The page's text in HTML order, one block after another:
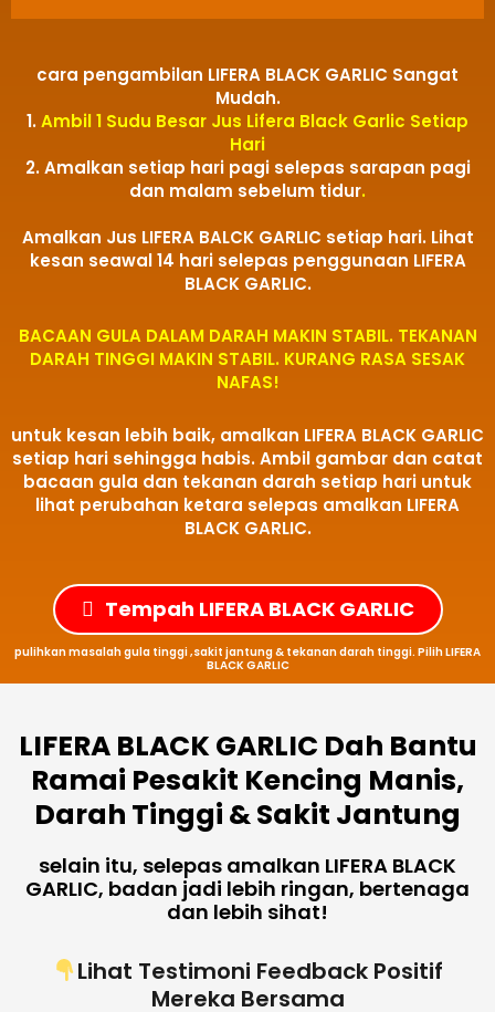
cara pengambilan LIFERA BLACK GARLIC Sangat
Mudah.
1.Ambil 1 Sudu Besar Jus Lifera Black Garlic Setiap
Hari
2. Amalkan setiap hari pagi selepas sarapan pagi
dan malam sebelum tidur.
Amalkan Jus LIFERA BALCK GARLIC setiap hari. Lihat
kesan seawal 14 hari selepas penggunaan LIFERA
BLACK GARLIC.
BACAAN GULA DALAM DARAH MAKIN STABIL. TEKANAN
DARAH TINGGI MAKIN STABIL. KURANG RASA SESAK
NAFAS!
untuk kesan lebih baik, amalkan LIFERA BLACK GARLIC
setiap hari sehingga habis. Ambil gambar dan catat
bacaan gula dan tekanan darah setiap hari untuk
lihat perubahan ketara selepas amalkan LIFERA
BLACK GARLIC.
Tempah LIFERA BLACK GARLIC
pulihkan masalah gula tinggi ,sakit jantung & tekanan darah tinggi. Pilih LIFERA
BLACK GARLIC
LIFERA BLACK GARLIC Dah Bantu
Ramai Pesakit Kencing Manis,
Darah Tinggi & Sakit Jantung
selain itu, selepas amalkan LIFERA BLACK
GARLIC, badan jadi lebih ringan, bertenaga
dan lebih sihat!
Lihat Testimoni Feedback Positif
Mereka Bersama